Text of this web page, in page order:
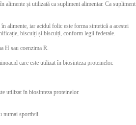
alimente și utilizată ca supliment alimentar. Ca supliment
alimente, iar acidul folic este forma sintetică a acestei
biscuiți și biscuiți, conform legii federale.
H sau coenzima R.
care este utilizat în biosinteza proteinelor.
utilizat în biosinteza proteinelor.
numai sportivii.